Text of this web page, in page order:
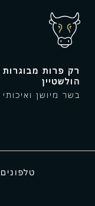
רק פרות מבוגרות
הולשטיין
בשר מיושן ואיכותי